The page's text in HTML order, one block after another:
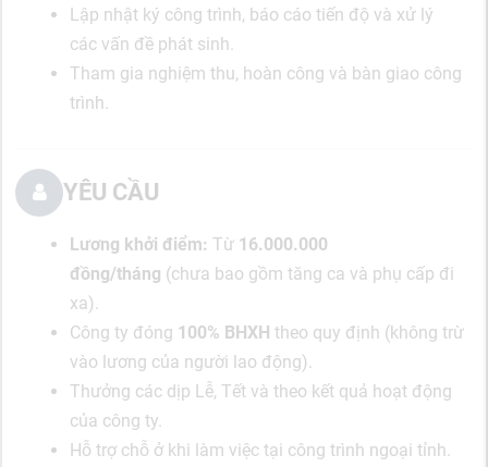
Lập nhật ký công trình, báo cáo tiến độ và xử lý
các vấn đề phát sinh.
Tham gia nghiệm thu, hoàn công và bàn giao công
trình.
YÊU CẦU
Lương khởi điểm: Từ 16.000.000
đồng/tháng (chưa bao gồm tăng ca và phụ cấp đi
xa).
Công ty đóng 100% BHXH theo quy định (không trừ
vào lương của người lao động).
Thưởng các dịp Lễ, Tết và theo kết quả hoạt động
của công ty.
Hỗ trợ chỗ ở khi làm việc tại công trình ngoại tỉnh.